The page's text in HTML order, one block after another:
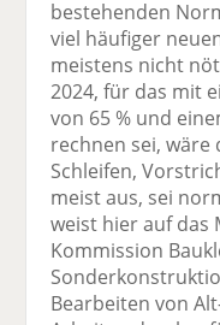
bestehenden
viel häufiger
meistens nicht
2024, für das mit
von 65 % und
rechnen sei, wäre
Schleifen,
meist aus, sei
weist hier auf das
Kommission
Bearbeiten von